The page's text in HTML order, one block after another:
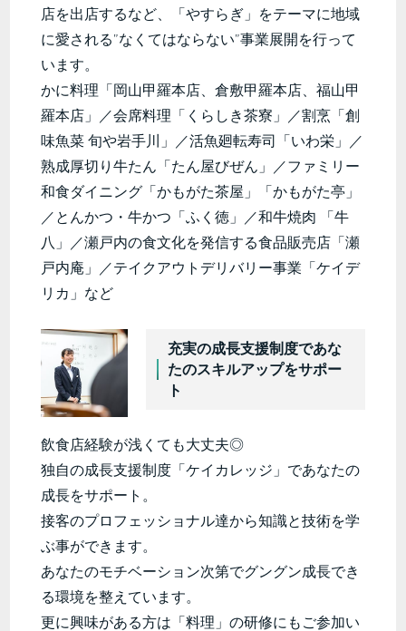
店を出店するなど、「やすらぎ」をテーマに地域
に愛される”なくてはならない”事業展開を行って
います。
かに料理「岡山甲羅本店、倉敷甲羅本店、福山甲
羅本店」／会席料理「くらしき茶寮」／割烹「創
味魚菜 旬や岩手川」／活魚廻転寿司「いわ栄」／
熟成厚切り牛たん「たん屋びぜん」／ファミリー
和食ダイニング「かもがた茶屋」「かもがた亭」
／とんかつ・牛かつ「ふく徳」／和牛焼肉 「牛
八」／瀬戸内の食文化を発信する食品販売店「瀬
戸内庵」／テイクアウトデリバリー事業「ケイデ
リカ」など
充実の成長支援制度であな
たのスキルアップをサポー
ト
飲食店経験が浅くても大丈夫◎
独自の成長支援制度「ケイカレッジ」であなたの
成長をサポート。
接客のプロフェッショナル達から知識と技術を学
ぶ事ができます。
あなたのモチベーション次第でグングン成長でき
る環境を整えています。
更に興味がある方は「料理」の研修にもご参加い